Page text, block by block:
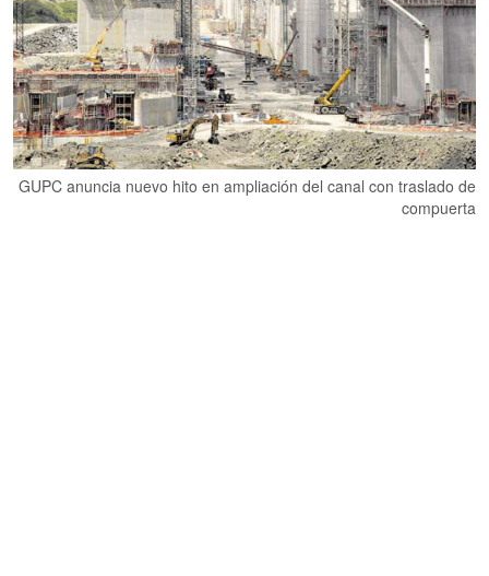
GUPC anuncia nuevo hito en ampliación del canal con traslado de
compuerta